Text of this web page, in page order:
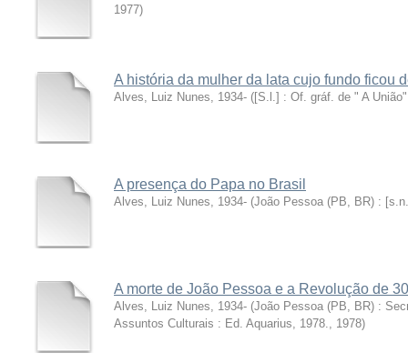
1977)
A história da mulher da lata cujo fundo ficou
Alves, Luiz Nunes, 1934- ([S.l.] : Of. gráf. de " A
A presença do Papa no Brasil
Alves, Luiz Nunes, 1934- (João Pessoa (PB, BR) :
A morte de João Pessoa e a Revolução de 30
Alves, Luiz Nunes, 1934- (João Pessoa (PB, BR) :
Assuntos Culturais : Ed. Aquarius, 1978., 1978)